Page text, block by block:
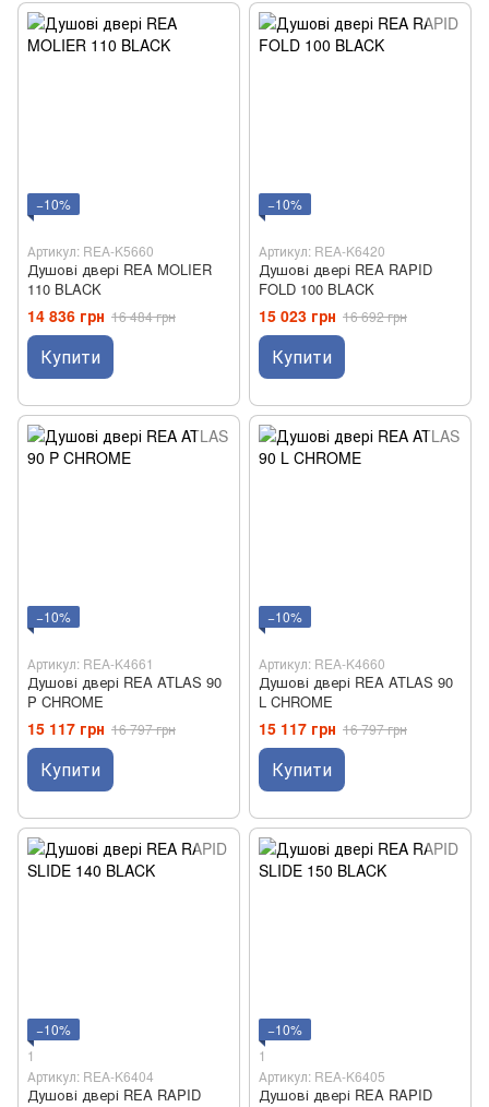
−10%
Артикул: REA-K5660
Душові двері REA MOLIER
110 BLACK
14 836 грн 16 484 грн
Купити
−10%
Артикул: REA-K6420
Душові двері REA RAPID
FOLD 100 BLACK
15 023 грн 16 692 грн
Купити
−10%
Артикул: REA-K4661
Душові двері REA ATLAS 90
P CHROME
15 117 грн 16 797 грн
Купити
−10%
Артикул: REA-K4660
Душові двері REA ATLAS 90
L CHROME
15 117 грн 16 797 грн
Купити
−10%
1
Артикул: REA-K6404
Душові двері REA RAPID
−10%
1
Артикул: REA-K6405
Душові двері REA RAPID